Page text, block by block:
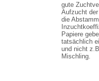
gute
Aufzucht
die
Papiere
tatsächlich
und nicht
Mischling.